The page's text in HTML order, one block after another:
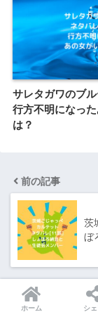
サレタガワのブ
行方不明になっ
は？
前の記事
茨
ぼ
ホーム シ